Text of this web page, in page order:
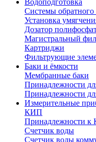
Водоподготовка
Системы обратного
Установка
Дозатор
Магистральный
Картриджи
Фильтрующие
Баки и ёмкости
Мембранные баки
Принадлежности
Принадлежности
Измерительные
КИП
Принадлежности
Счетчик воды
Счетчик воды